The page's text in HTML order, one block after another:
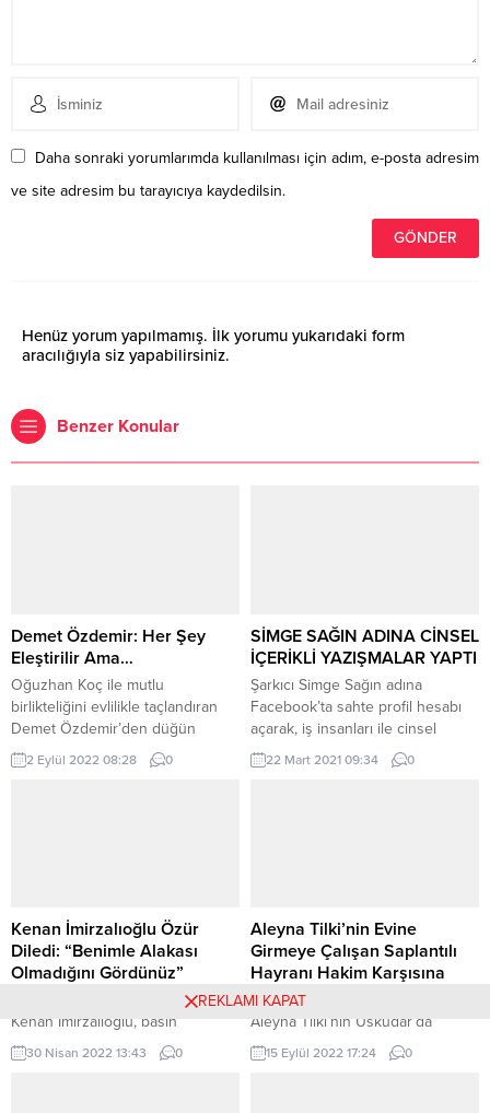
Daha sonraki yorumlarımda kullanılması için adım, e-posta adresim
ve site adresim bu tarayıcıya kaydedilsin.
Henüz yorum yapılmamış. İlk yorumu yukarıdaki form
aracılığıyla siz yapabilirsiniz.
Benzer Konular
Demet Özdemir: Her Şey
Eleştirilir Ama…
Oğuzhan Koç ile mutlu
birlikteliğini evlilikle taçlandıran
Demet Özdemir’den düğün
sonrası ilk paylaşım geldi. Demet
Özdemir, “”Her şey eleştirilir, her
oyuncudan, düğün sonrası ilk
paylaşım geldi....
2 Eylül 2022 08:28 0
SİMGE SAĞIN ADINA CİNSEL
İÇERİKLİ YAZIŞMALAR YAPTI
Şarkıcı Simge Sağın adına
Facebook’ta sahte profil hesabı
açarak, iş insanları ile cinsel
içerikli yazışmalar yapan kabin
memuru Asil Nadir A. hakkında
olarak...
22 Mart 2021 09:34 0
Kenan İmirzalıoğlu Özür
Diledi: “Benimle Alakası
Olmadığını Gördünüz”
Etiler’de objektiflere yansıyan
Kenan İmirzalıoğlu, basın
mensuplarının röportaj yapmasını
engellemek için aracı yolun
30 Nisan 2022 13:43 0
Aleyna Tilki’nin Evine
Girmeye Çalışan Saplantılı
Hayranı Hakim Karşısına
Çıktı
Aleyna Tilki’nin Üsküdar’da
ikamet ettiği siteye 29 Aralık 2021
tarihinde izinsiz şekilde dikenli
15 Eylül 2022 17:24 0
REKLAMI KAPAT